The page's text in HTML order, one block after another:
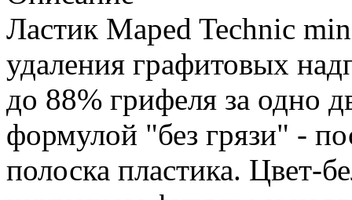
Ластик Maped Technic
удаления графитовых
до 88% грифеля за одно
формулой "без грязи" -
полоска пластика. Цвет-